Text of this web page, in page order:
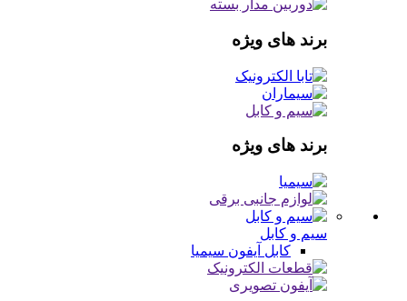
برند های ویژه
برند های ویژه
سیم و کابل
کابل آیفون سیمیا